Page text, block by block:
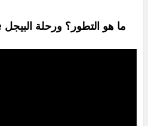
ما هو التطور؟ ورحلة البيجل